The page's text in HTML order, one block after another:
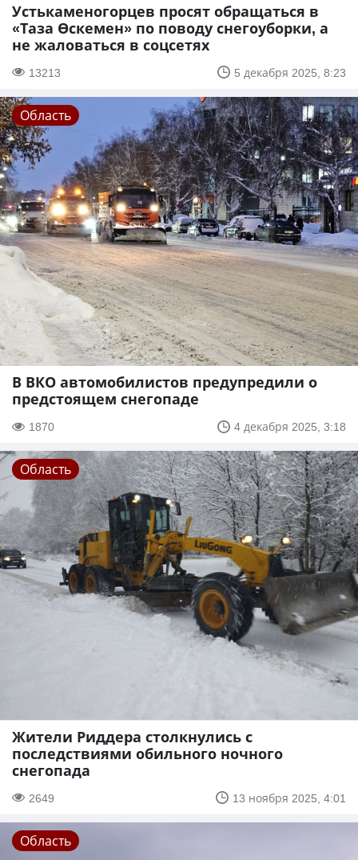
Устькаменогорцев просят обращаться в
«Таза Өскемен» по поводу снегоуборки, а
не жаловаться в соцсетях
13213 5 декабря 2025, 8:23
Область
В ВКО автомобилистов предупредили о
предстоящем снегопаде
1870 4 декабря 2025, 3:18
Область
Жители Риддера столкнулись с
последствиями обильного ночного
снегопада
2649 13 ноября 2025, 4:01
Область